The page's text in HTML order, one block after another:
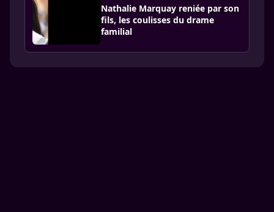
Nathalie Marquay reniée par son
fils, les coulisses du drame
familial